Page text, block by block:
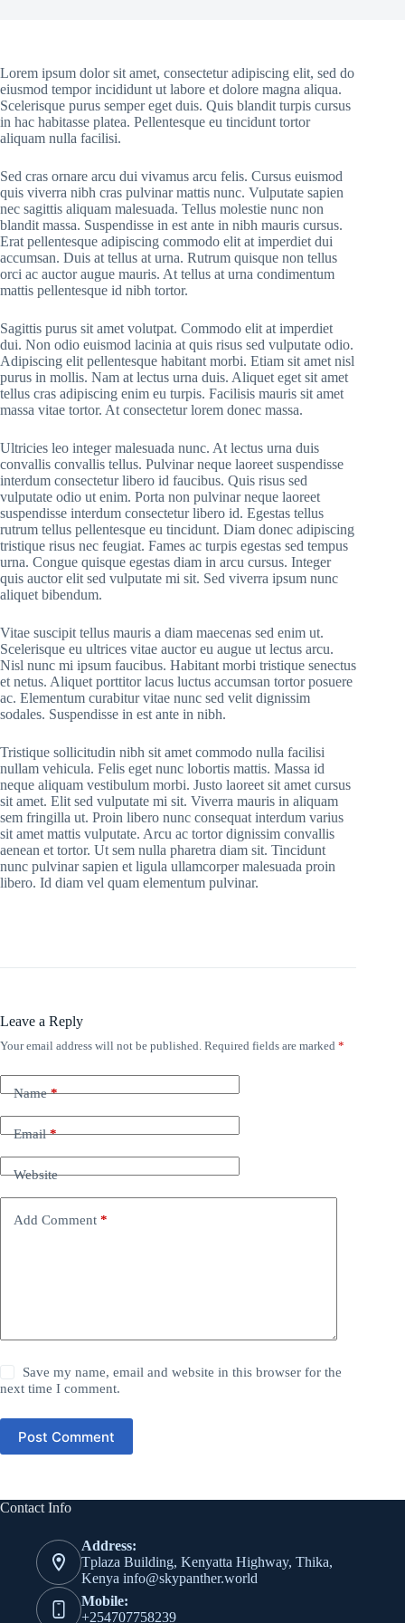
Lorem ipsum dolor sit amet, consectetur adipiscing elit, sed do
eiusmod tempor incididunt ut labore et dolore magna aliqua.
Scelerisque purus semper eget duis. Quis blandit turpis cursus
in hac habitasse platea. Pellentesque eu tincidunt tortor
aliquam nulla facilisi.
Sed cras ornare arcu dui vivamus arcu felis. Cursus euismod
quis viverra nibh cras pulvinar mattis nunc. Vulputate sapien
nec sagittis aliquam malesuada. Tellus molestie nunc non
blandit massa. Suspendisse in est ante in nibh mauris cursus.
Erat pellentesque adipiscing commodo elit at imperdiet dui
accumsan. Duis at tellus at urna. Rutrum quisque non tellus
orci ac auctor augue mauris. At tellus at urna condimentum
mattis pellentesque id nibh tortor.
Sagittis purus sit amet volutpat. Commodo elit at imperdiet
dui. Non odio euismod lacinia at quis risus sed vulputate odio.
Adipiscing elit pellentesque habitant morbi. Etiam sit amet nisl
purus in mollis. Nam at lectus urna duis. Aliquet eget sit amet
tellus cras adipiscing enim eu turpis. Facilisis mauris sit amet
massa vitae tortor. At consectetur lorem donec massa.
Ultricies leo integer malesuada nunc. At lectus urna duis
convallis convallis tellus. Pulvinar neque laoreet suspendisse
interdum consectetur libero id faucibus. Quis risus sed
vulputate odio ut enim. Porta non pulvinar neque laoreet
suspendisse interdum consectetur libero id. Egestas tellus
rutrum tellus pellentesque eu tincidunt. Diam donec adipiscing
tristique risus nec feugiat. Fames ac turpis egestas sed tempus
urna. Congue quisque egestas diam in arcu cursus. Integer
quis auctor elit sed vulputate mi sit. Sed viverra ipsum nunc
aliquet bibendum.
Vitae suscipit tellus mauris a diam maecenas sed enim ut.
Scelerisque eu ultrices vitae auctor eu augue ut lectus arcu.
Nisl nunc mi ipsum faucibus. Habitant morbi tristique senectus
et netus. Aliquet porttitor lacus luctus accumsan tortor posuere
ac. Elementum curabitur vitae nunc sed velit dignissim
sodales. Suspendisse in est ante in nibh.
Tristique sollicitudin nibh sit amet commodo nulla facilisi
nullam vehicula. Felis eget nunc lobortis mattis. Massa id
neque aliquam vestibulum morbi. Justo laoreet sit amet cursus
sit amet. Elit sed vulputate mi sit. Viverra mauris in aliquam
sem fringilla ut. Proin libero nunc consequat interdum varius
sit amet mattis vulputate. Arcu ac tortor dignissim convallis
aenean et tortor. Ut sem nulla pharetra diam sit. Tincidunt
nunc pulvinar sapien et ligula ullamcorper malesuada proin
libero. Id diam vel quam elementum pulvinar.
Leave a Reply
Your email address will not be published. Required fields are marked *
Name*
Email*
Website
Add Comment *
Save my name, email and website in this browser for the
next time I comment.
Post Comment
Contact Info
Address:
Tplaza Building, Kenyatta Highway, Thika,
Kenya info@skypanther.world
Mobile:
+254707758239